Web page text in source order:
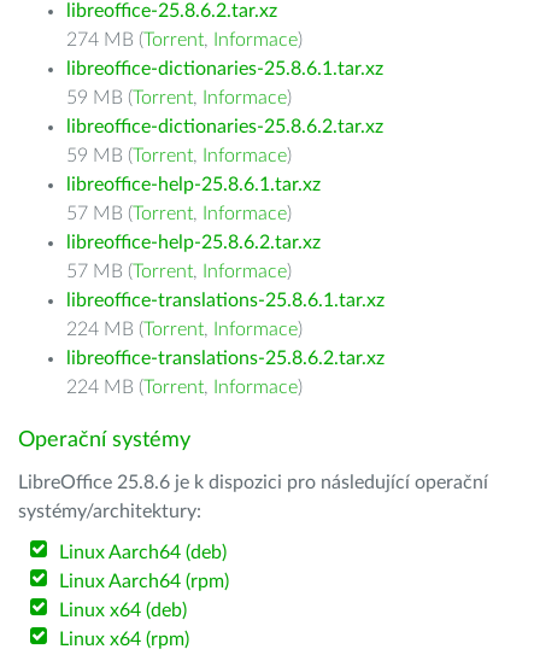
libreoffice-25.8.6.2.tar.xz
274 MB (Torrent, Informace)
libreoffice-dictionaries-25.8.6.1.tar.xz
59 MB (Torrent, Informace)
libreoffice-dictionaries-25.8.6.2.tar.xz
59 MB (Torrent, Informace)
libreoffice-help-25.8.6.1.tar.xz
57 MB (Torrent, Informace)
libreoffice-help-25.8.6.2.tar.xz
57 MB (Torrent, Informace)
libreoffice-translations-25.8.6.1.tar.xz
224 MB (Torrent, Informace)
libreoffice-translations-25.8.6.2.tar.xz
224 MB (Torrent, Informace)
Operační systémy
LibreOffice 25.8.6 je k dispozici pro následující operační
systémy/architektury:
Linux Aarch64 (deb)
Linux Aarch64 (rpm)
Linux x64 (deb)
Linux x64 (rpm)